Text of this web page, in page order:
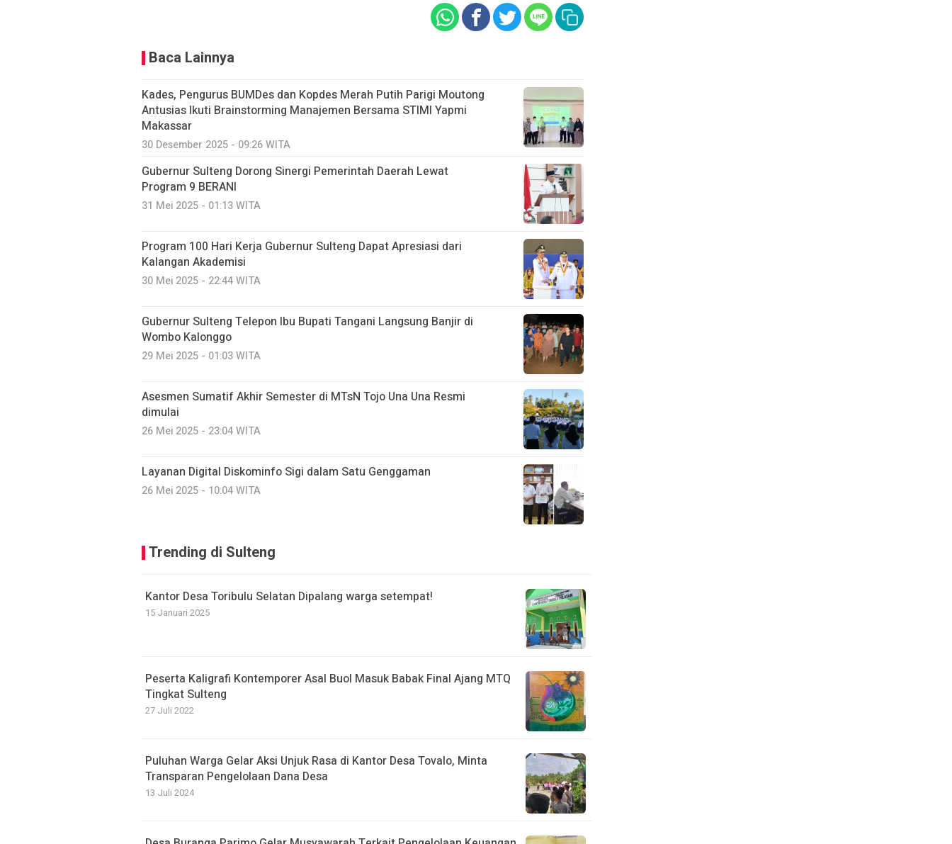
Baca Lainnya
Kades, Pengurus BUMDes dan Kopdes Merah Putih Parigi Moutong
Antusias Ikuti Brainstorming Manajemen Bersama STIMI Yapmi
Makassar
30 Desember 2025 - 09:26 WITA
Gubernur Sulteng Dorong Sinergi Pemerintah Daerah Lewat
Program 9 BERANI
31 Mei 2025 - 01:13 WITA
Program 100 Hari Kerja Gubernur Sulteng Dapat Apresiasi dari
Kalangan Akademisi
30 Mei 2025 - 22:44 WITA
Gubernur Sulteng Telepon Ibu Bupati Tangani Langsung Banjir di
Wombo Kalonggo
29 Mei 2025 - 01:03 WITA
Asesmen Sumatif Akhir Semester di MTsN Tojo Una Una Resmi
dimulai
26 Mei 2025 - 23:04 WITA
Layanan Digital Diskominfo Sigi dalam Satu Genggaman
26 Mei 2025 - 10:04 WITA
Trending di Sulteng
Kantor Desa Toribulu Selatan Dipalang warga setempat!
15 Januari 2025
Peserta Kaligrafi Kontemporer Asal Buol Masuk Babak Final Ajang MTQ
Tingkat Sulteng
27 Juli 2022
Puluhan Warga Gelar Aksi Unjuk Rasa di Kantor Desa Tovalo, Minta
Transparan Pengelolaan Dana Desa
13 Juli 2024